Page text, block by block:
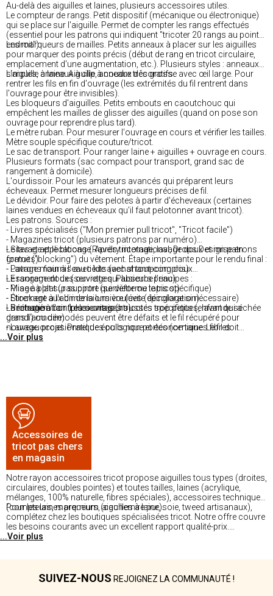
Au-delà des aiguilles et laines, plusieurs accessoires utiles.
Le compteur de rangs. Petit dispositif (mécanique ou électronique)
qui se place sur l'aiguille. Permet de compter les rangs effectués
(essentiel pour les patrons qui indiquent "tricoter 20 rangs au point
endroit").
Les marqueurs de mailles. Petits anneaux à placer sur les aiguilles
pour marquer des points précis (début de rang en tricot circulaire,
emplacement d'une augmentation, etc.). Plusieurs styles : anneaux
simples, anneaux à clip, anneaux décoratifs.
L'aiguille à laine. Aiguille à coudre très grosse avec œil large. Pour
rentrer les fils en fin d'ouvrage (les extrémités du fil rentrent dans
l'ouvrage pour être invisibles).
Les bloqueurs d'aiguilles. Petits embouts en caoutchouc qui
empêchent les mailles de glisser des aiguilles (quand on pose son
ouvrage pour reprendre plus tard).
Le mètre ruban. Pour mesurer l'ouvrage en cours et vérifier les tailles.
Mètre souple spécifique couture/tricot.
Le sac de transport. Pour ranger laine + aiguilles + ouvrage en cours.
Plusieurs formats (sac compact pour transport, grand sac de
rangement à domicile).
L'ourdissoir. Pour les amateurs avancés qui préparent leurs
écheveaux. Permet mesurer longueurs précises de fil.
Le dévidoir. Pour faire des pelotes à partir d'écheveaux (certaines
laines vendues en écheveaux qu'il faut pelotonner avant tricot).
Les patrons. Sources :
- Livres spécialisés ("Mon premier pull tricot", "Tricot facile")
- Magazines tricot (plusieurs patrons par numéro)
- Sites et applications (Ravelry international, Drops Design patrons
gratuits)
- Patrons fournis avec kits (achat tout-compris)
Le lavage et le blocage. Après tricotage, lavage doux et mise en
forme ("blocking") du vêtement. Étape importante pour le rendu final :
- Lavage main à l'eau tiède avec shampoing doux
- Essorage doux (serviette qui absorbe l'eau)
- Mise à plat sur support (serviette ou tapis spécifique)
- Étirement aux dimensions voulues (épinglage si nécessaire)
- Séchage à l'air (plusieurs jours)
Le rangement des ouvrages. Plusieurs principes :
- Pliage à plat (pas cintre qui déforme le tricot)
- Stockage à l'abri de la lumière (évite décoloration)
- Protection contre les mites (housses spécifiques, lavande séchée
dans l'armoire)
- Lavage occasionnel des pulls non portés (certaines fibres
naturelles se dégradent à long terme sans lavage)
La récupération. Les ouvrages tricotés trop petits (enfant qui a
grandi) ou démodés peuvent être défaits et le fil récupéré pour
nouveau projet. Pratique écologique et économique. Le fil doit
souvent être lavé puis remis à plat (défaire les boucles compactes
...Voir plus
Accessoires de
tricot pas chers
en magasin
Notre rayon accessoires tricot propose aiguilles tous types (droites,
circulaires, doubles pointes) et toutes tailles, laines (acrylique,
mélanges, 100% naturelle, fibres spéciales), accessoires techniques
(compteurs, marqueurs, aiguilles à laine).
Pour les laines premium (cachemire pur, soie, tweed artisanaux),
complétez chez les boutiques spécialisées tricot. Notre offre couvre
les besoins courants avec un excellent rapport qualité-prix.
Disponible dans nos magasins.
...Voir plus
SUIVEZ-NOUS REJOIGNEZ LA COMMUNAUTÉ !